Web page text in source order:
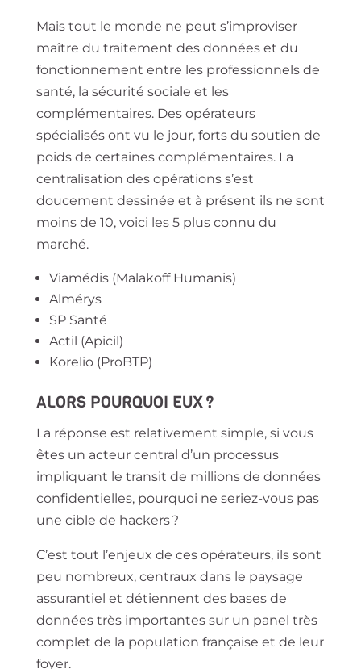
Mais tout le monde ne peut s’improviser
maître du traitement des données et du
fonctionnement entre les professionnels de
santé, la sécurité sociale et les
complémentaires. Des opérateurs
spécialisés ont vu le jour, forts du soutien de
poids de certaines complémentaires. La
centralisation des opérations s’est
doucement dessinée et à présent ils ne sont
moins de 10, voici les 5 plus connu du
marché.
Viamédis (Malakoff Humanis)
Almérys
SP Santé
Actil (Apicil)
Korelio (ProBTP)
ALORS POURQUOI EUX ?
La réponse est relativement simple, si vous
êtes un acteur central d’un processus
impliquant le transit de millions de données
confidentielles, pourquoi ne seriez-vous pas
une cible de hackers ?
C’est tout l’enjeux de ces opérateurs, ils sont
peu nombreux, centraux dans le paysage
assurantiel et détiennent des bases de
données très importantes sur un panel très
complet de la population française et de leur
foyer.